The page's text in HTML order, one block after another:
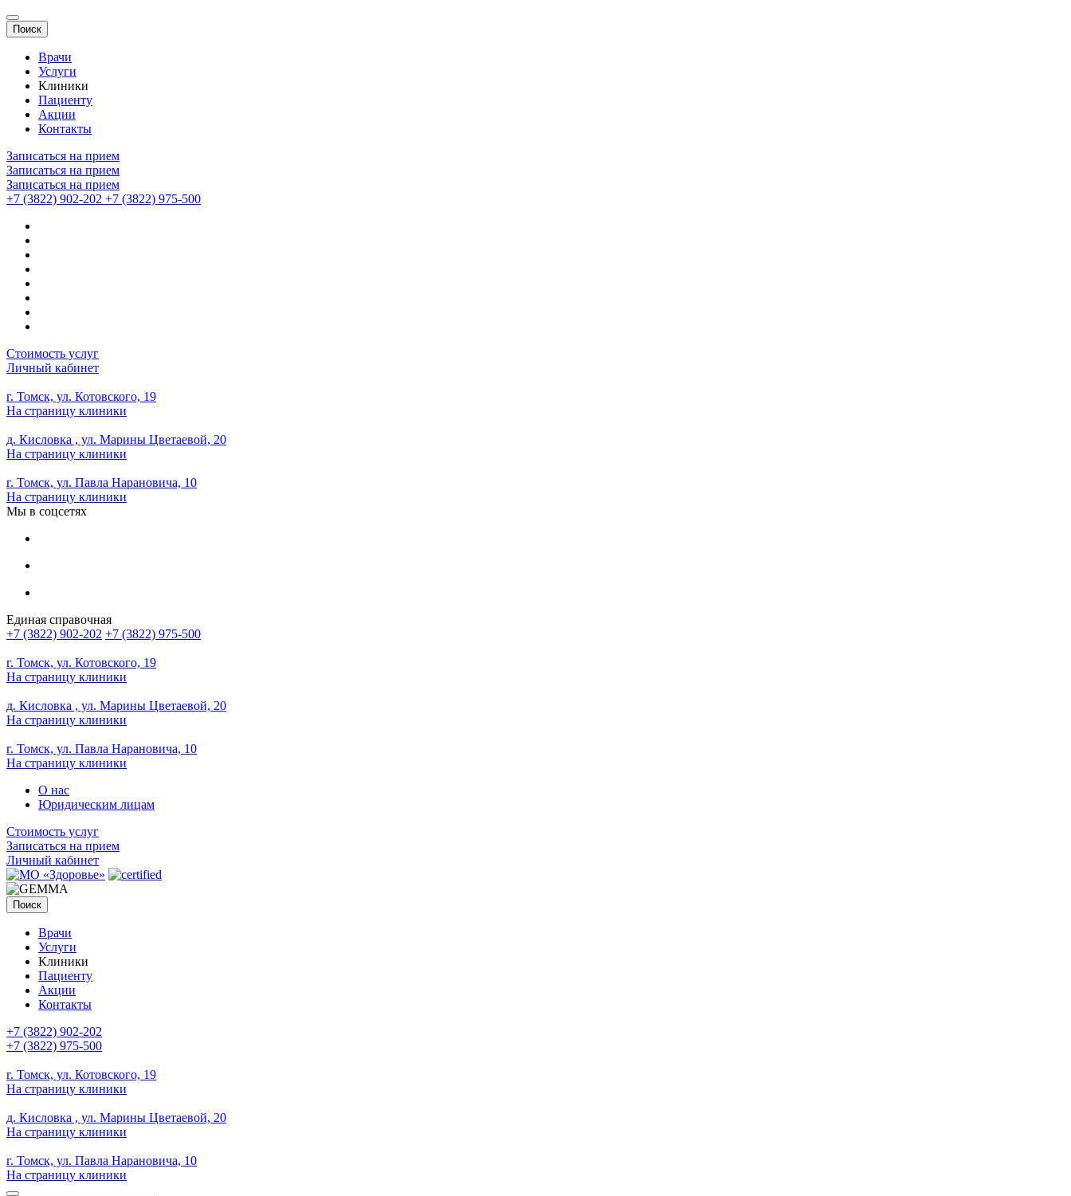
Поиск
Врачи
Услуги
Клиники
Пациенту
Акции
Контакты
Записаться на прием
Записаться на прием
Записаться на прием
+7 (3822) 902-202 +7 (3822) 975-500
Стоимость услуг
Личный кабинет
г. Томск, ул. Котовского, 19
На страницу клиники
д. Кисловка , ул. Марины Цветаевой, 20
На страницу клиники
г. Томск, ул. Павла Нарановича, 10
На страницу клиники
Мы в соцсетях
Единая справочная
+7 (3822) 902-202 +7 (3822) 975-500
г. Томск, ул. Котовского, 19
На страницу клиники
д. Кисловка , ул. Марины Цветаевой, 20
На страницу клиники
г. Томск, ул. Павла Нарановича, 10
На страницу клиники
О нас
Юридическим лицам
Стоимость услуг
Записаться на прием
Личный кабинет
Поиск
Врачи
Услуги
Клиники
Пациенту
Акции
Контакты
+7 (3822) 902-202
+7 (3822) 975-500
г. Томск, ул. Котовского, 19
На страницу клиники
д. Кисловка , ул. Марины Цветаевой, 20
На страницу клиники
г. Томск, ул. Павла Нарановича, 10
На страницу клиники